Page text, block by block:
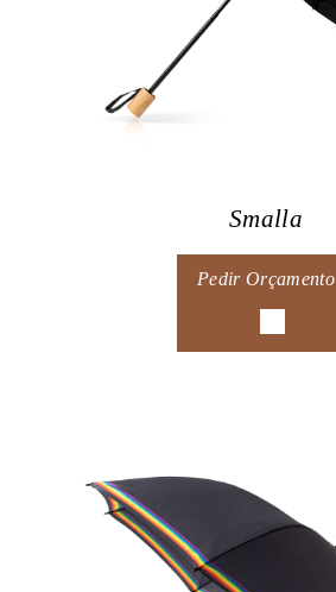
Smalla
Pedir Orçamento